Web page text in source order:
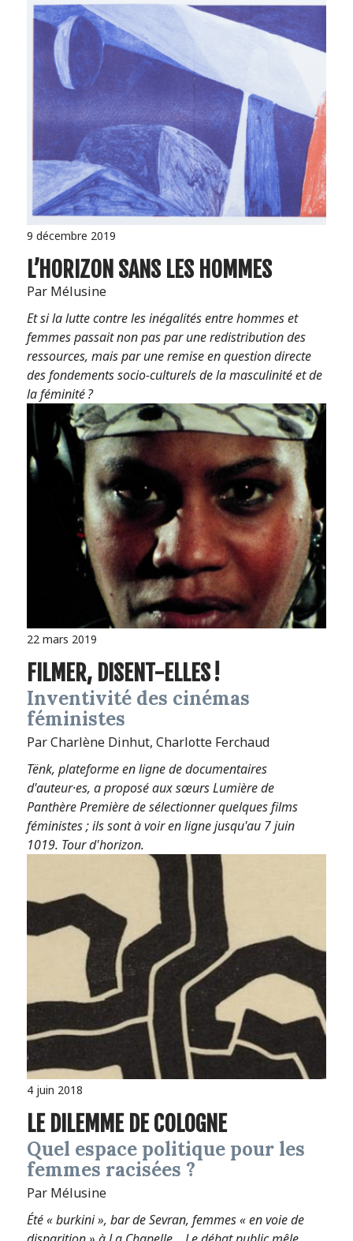
9 décembre 2019
L’HORIZON SANS LES HOMMES
Par Mélusine
Et si la lutte contre les inégalités entre hommes et
femmes passait non pas par une redistribution des
ressources, mais par une remise en question directe
des fondements socio-culturels de la masculinité et de
la féminité ?
22 mars 2019
FILMER, DISENT-ELLES !
Inventivité des cinémas
féministes
Par Charlène Dinhut, Charlotte Ferchaud
Tënk, plateforme en ligne de documentaires
d'auteur·es, a proposé aux sœurs Lumière de
Panthère Première de sélectionner quelques films
féministes ; ils sont à voir en ligne jusqu'au 7 juin
1019. Tour d'horizon.
4 juin 2018
LE DILEMME DE COLOGNE
Quel espace politique pour les
femmes racisées ?
Par Mélusine
Été « burkini », bar de Sevran, femmes « en voie de